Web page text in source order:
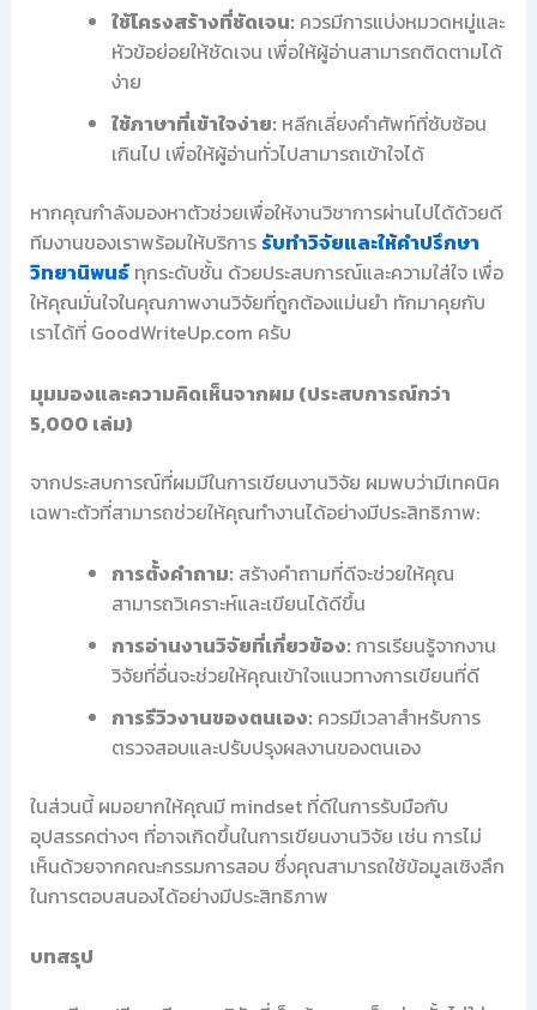
ใช้โครงสร้างที่ชัดเจน: ควรมีการแบ่งหมวดหมู่และ
หัวข้อย่อยให้ชัดเจน เพื่อให้ผู้อ่านสามารถติดตามได้
ง่าย
ใช้ภาษาที่เข้าใจง่าย: หลีกเลี่ยงคำศัพท์ที่ซับซ้อน
เกินไป เพื่อให้ผู้อ่านทั่วไปสามารถเข้าใจได้
หากคุณกำลังมองหาตัวช่วยเพื่อให้งานวิชาการผ่านไปได้ด้วยดี
ทีมงานของเราพร้อมให้บริการ รับทำวิจัยและให้คำปรึกษา
วิทยานิพนธ์ทุกระดับชั้น ด้วยประสบการณ์และความใส่ใจ เพื่อ
ให้คุณมั่นใจในคุณภาพงานวิจัยที่ถูกต้องแม่นยำ ทักมาคุยกับ
เราได้ที่ GoodWriteUp.com ครับ
มุมมองและความคิดเห็นจากผม (ประสบการณ์กว่า
5,000 เล่ม)
จากประสบการณ์ที่ผมมีในการเขียนงานวิจัย ผมพบว่ามีเทคนิค
เฉพาะตัวที่สามารถช่วยให้คุณทำงานได้อย่างมีประสิทธิภาพ:
การตั้งคำถาม: สร้างคำถามที่ดีจะช่วยให้คุณ
สามารถวิเคราะห์และเขียนได้ดีขึ้น
การอ่านงานวิจัยที่เกี่ยวข้อง: การเรียนรู้จากงาน
วิจัยที่อื่นจะช่วยให้คุณเข้าใจแนวทางการเขียนที่ดี
การรีวิวงานของตนเอง: ควรมีเวลาสำหรับการ
ตรวจสอบและปรับปรุงผลงานของตนเอง
ในส่วนนี้ ผมอยากให้คุณมี mindset ที่ดีในการรับมือกับ
อุปสรรคต่างๆ ที่อาจเกิดขึ้นในการเขียนงานวิจัย เช่น การไม่
เห็นด้วยจากคณะกรรมการสอบ ซึ่งคุณสามารถใช้ข้อมูลเชิงลึก
ในการตอบสนองได้อย่างมีประสิทธิภาพ
บทสรุป